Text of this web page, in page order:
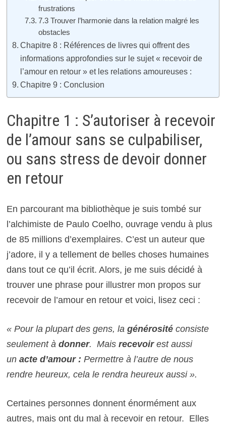
frustrations
7.3 Trouver l’harmonie dans la relation malgré les
obstacles
Chapitre 8 : Références de livres qui offrent des
informations approfondies sur le sujet « recevoir de
l’amour en retour » et les relations amoureuses :
Chapitre 9 : Conclusion
Chapitre 1 : S’autoriser à recevoir
de l’amour sans se culpabiliser,
ou sans stress de devoir donner
en retour
En parcourant ma bibliothèque je suis tombé sur
l’alchimiste de Paulo Coelho, ouvrage vendu à plus
de 85 millions d’exemplaires. C’est un auteur que
j’adore, il y a tellement de belles choses humaines
dans tout ce qu’il écrit. Alors, je me suis décidé à
trouver une phrase pour illustrer mon propos sur
recevoir de l’amour en retour et voici, lisez ceci :
« Pour la plupart des gens, la générositéconsiste
seulement à donner. Mais recevoirest aussi
un acte d’amour : Permettre à l’autre de nous
rendre heureux, cela le rendra heureux aussi ».
Certaines personnes donnent énormément aux
autres, mais ont du mal à recevoir en retour. Elles